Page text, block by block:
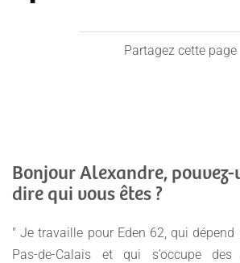
Partagez cette page
Bonjour Alexandre, pouvez-
dire qui vous êtes ?
" Je travaille pour Eden 62, qui dépend
Pas-de-Calais et qui s’occupe des